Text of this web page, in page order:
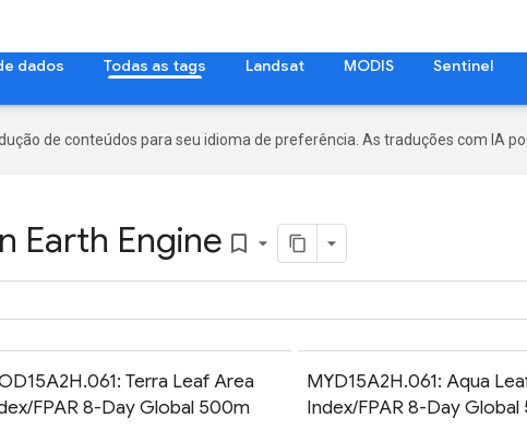
dados Todas as tags Landsat MODIS Sentinel
de conteúdos para seu idioma de preferência. As traduções com IA
Earth Engine bookmark_border
Terra Leaf Area
FPAR 8-Day Global 500m
MYD15A2H.061: Aqua
Index/FPAR 8-Day